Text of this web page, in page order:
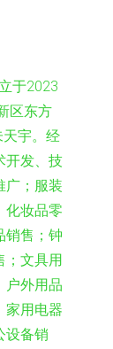
于2023
区东方
宇。经
开发、技
广；服装
化妆品零
销售；钟
；文具用
户外用品
家用电器
设备销